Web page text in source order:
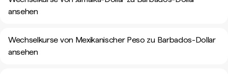
ansehen
Wechselkurse von Mexikanischer Peso zu Barbados-Dollar
ansehen